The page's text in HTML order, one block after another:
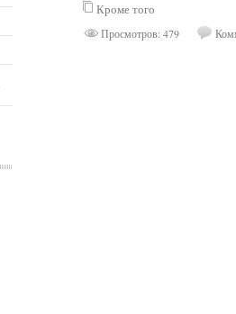
Кроме того
Просмотров: 479